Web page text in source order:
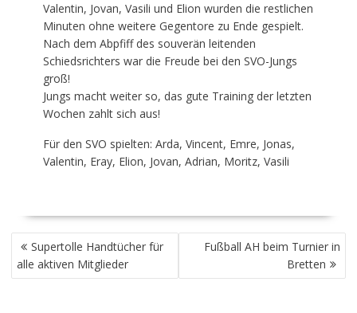
Valentin, Jovan, Vasili und Elion wurden die restlichen
Minuten ohne weitere Gegentore zu Ende gespielt.
Nach dem Abpfiff des souverän leitenden
Schiedsrichters war die Freude bei den SVO-Jungs
groß!
Jungs macht weiter so, das gute Training der letzten
Wochen zahlt sich aus!
Für den SVO spielten: Arda, Vincent, Emre, Jonas,
Valentin, Eray, Elion, Jovan, Adrian, Moritz, Vasili
BEITRAGSNAVIGATION
Supertolle Handtücher für
alle aktiven Mitglieder
Fußball AH beim Turnier in
Bretten